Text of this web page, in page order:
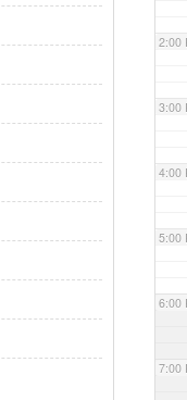
2:00
3:00
4:00
5:00
6:00
7:00